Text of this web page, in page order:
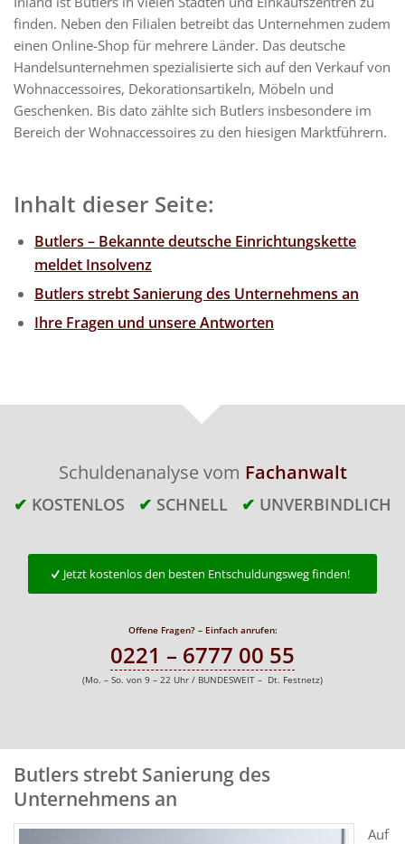
finden. Neben den Filialen betreibt das Unternehmen zudem
einen Online-Shop für mehrere Länder. Das deutsche
Handelsunternehmen spezialisierte sich auf den Verkauf von
Wohnaccessoires, Dekorationsartikeln, Möbeln und
Geschenken. Bis dato zählte sich Butlers insbesondere im
Bereich der Wohnaccessoires zu den hiesigen Marktführern.
Inhalt dieser Seite:
Butlers – Bekannte deutsche Einrichtungskette
meldet Insolvenz
Butlers strebt Sanierung des Unternehmens an
Ihre Fragen und unsere Antworten
Schuldenanalyse vom Fachanwalt
✔ KOSTENLOS ✔ SCHNELL ✔ UNVERBINDLICH
Jetzt kostenlos den besten Entschuldungsweg finden!
Offene Fragen? – Einfach anrufen:
0221 – 6777 00 55
(Mo. – So. von 9 – 22 Uhr / BUNDESWEIT – Dt. Festnetz)
Butlers strebt Sanierung des
Unternehmens an
Auf